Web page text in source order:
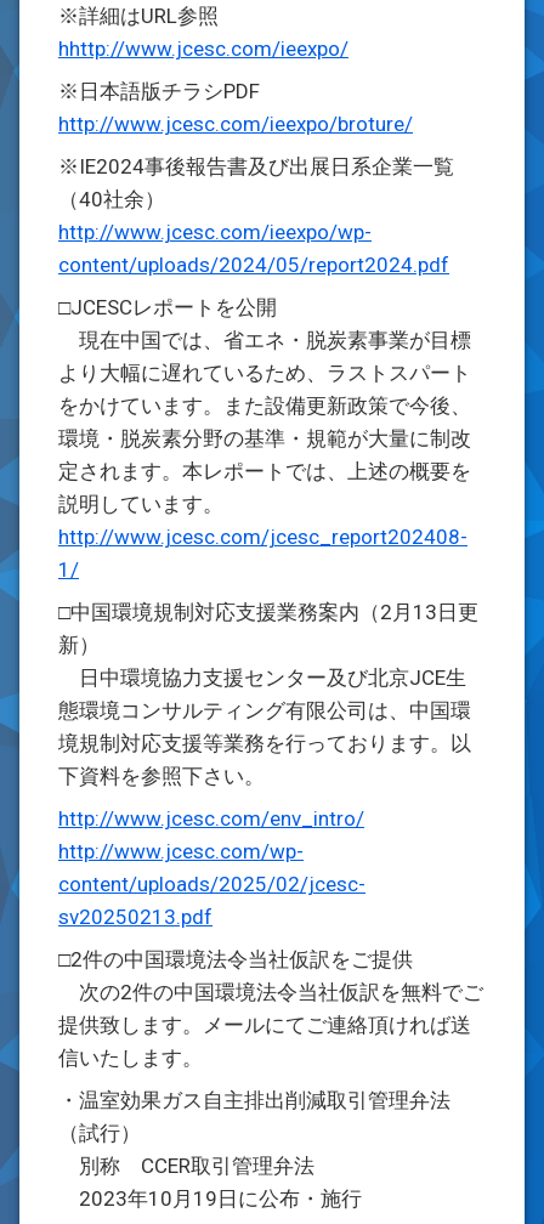
※詳細はURL参照
hhttp://www.jcesc.com/ieexpo/
※日本語版チラシPDF
http://www.jcesc.com/ieexpo/broture/
※IE2024事後報告書及び出展日系企業一覧
（40社余）
http://www.jcesc.com/ieexpo/wp-
content/uploads/2024/05/report2024.pdf
□JCESCレポートを公開
現在中国では、省エネ・脱炭素事業が目標
より大幅に遅れているため、ラストスパート
をかけています。また設備更新政策で今後、
環境・脱炭素分野の基準・規範が大量に制改
定されます。本レポートでは、上述の概要を
説明しています。
http://www.jcesc.com/jcesc_report202408-
1/
□中国環境規制対応支援業務案内（2月13日更
新）
日中環境協力支援センター及び北京JCE生
態環境コンサルティング有限公司は、中国環
境規制対応支援等業務を行っております。以
下資料を参照下さい。
http://www.jcesc.com/env_intro/
http://www.jcesc.com/wp-
content/uploads/2025/02/jcesc-
sv20250213.pdf
□2件の中国環境法令当社仮訳をご提供
次の2件の中国環境法令当社仮訳を無料でご
提供致します。メールにてご連絡頂ければ送
信いたします。
・温室効果ガス自主排出削減取引管理弁法
（試行）
別称 CCER取引管理弁法
2023年10月19日に公布・施行